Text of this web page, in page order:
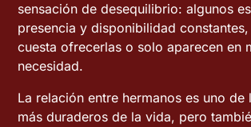
sensación de desequilibrio: algunos
presencia y disponibilidad
cuesta ofrecerlas o solo aparecen en
necesidad.
La relación entre hermanos es uno de
más duraderos de la vida, pero